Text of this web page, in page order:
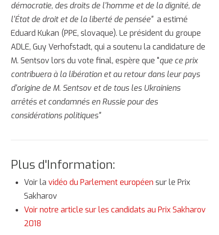
démocratie, des droits de l'homme et de la dignité, de
l'État de droit et de la liberté de pensée" a estimé
Eduard Kukan (PPE, slovaque). Le président du groupe
ADLE, Guy Verhofstadt, qui a soutenu la candidature de
M. Sentsov lors du vote final, espère que "que ce prix
contribuera à la libération et au retour dans leur pays
d'origine de M. Sentsov et de tous les Ukrainiens
arrêtés et condamnés en Russie pour des
considérations politiques"
Plus d'Information:
Voir la vidéo du Parlement européen sur le Prix
Sakharov
Voir notre article sur les candidats au Prix Sakharov
2018